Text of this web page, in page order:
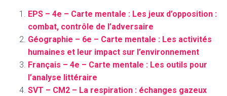
EPS – 4e – Carte mentale : Les jeux d’opposition :
combat, contrôle de l’adversaire
Géographie – 6e – Carte mentale : Les activités
humaines et leur impact sur l’environnement
Français – 4e – Carte mentale : Les outils pour
l’analyse littéraire
SVT – CM2 – La respiration : échanges gazeux